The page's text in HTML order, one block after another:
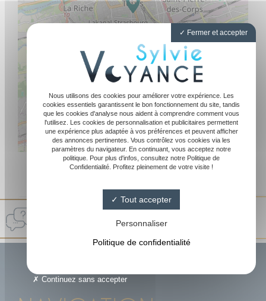
Leaflet|© OpenStreetMap
Sylvie Medium
Fermer et accepter
Nous utilisons des cookies pour améliorer votre expérience. Les
cookies essentiels garantissent le bon fonctionnement du site, tandis
que les cookies d'analyse nous aident à comprendre comment vous
l'utilisez. Les cookies de personnalisation et publicitaires permettent
une expérience plus adaptée à vos préférences et peuvent afficher
des annonces pertinentes. Vous contrôlez vos cookies via les
paramètres du navigateur. En continuant, vous acceptez notre
politique. Pour plus d'infos, consultez notre Politique de
Confidentialité. Profitez pleinement de votre visite !
Tout accepter
Personnaliser
Politique de confidentialité
Continuez sans accepter